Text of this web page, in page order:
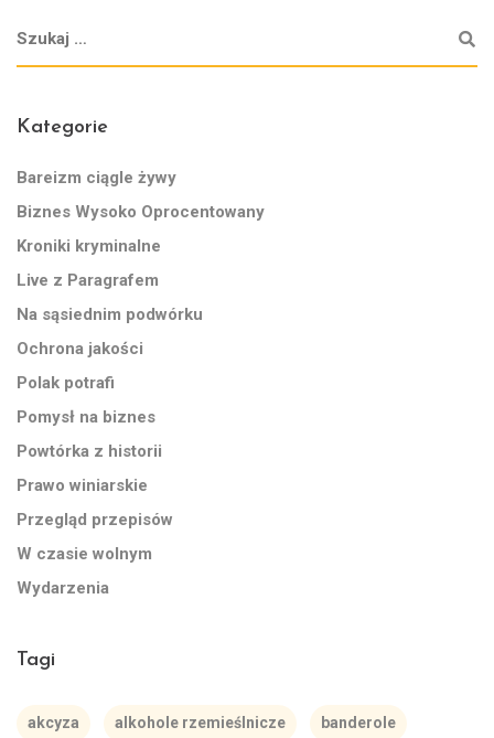
Kategorie
Bareizm ciągle żywy
Biznes Wysoko Oprocentowany
Kroniki kryminalne
Live z Paragrafem
Na sąsiednim podwórku
Ochrona jakości
Polak potrafi
Pomysł na biznes
Powtórka z historii
Prawo winiarskie
Przegląd przepisów
W czasie wolnym
Wydarzenia
Tagi
akcyza alkohole rzemieślnicze banderole